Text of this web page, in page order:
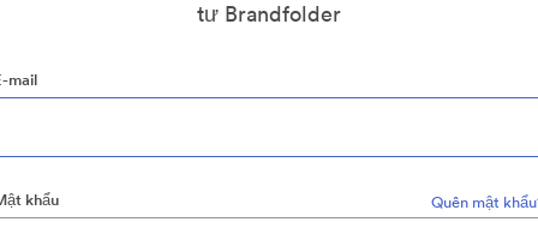
tư Brandfolder
mail
khẩu Quên mật